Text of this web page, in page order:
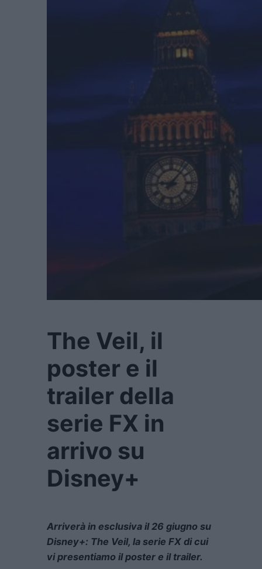
The Veil, il
poster e il
trailer della
serie FX in
arrivo su
Disney+
Arriverà in esclusiva il 26 giugno su
Disney+: The Veil, la serie FX di cui
vi presentiamo il poster e il trailer.